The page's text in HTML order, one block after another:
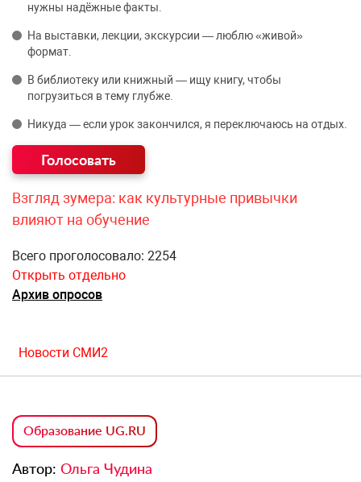
нужны надёжные факты.
На выставки, лекции, экскурсии — люблю «живой»
формат.
В библиотеку или книжный — ищу книгу, чтобы
погрузиться в тему глубже.
Никуда — если урок закончился, я переключаюсь на отдых.
Взгляд зумера: как культурные привычки
влияют на обучение
Всего проголосовало: 2254
Открыть отдельно
Архив опросов
Новости СМИ2
Образование UG.RU
Автор: Ольга Чудина